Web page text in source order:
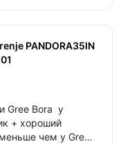
PANDORA35IN
Gree Bora у
+ хороший
чем у Gree